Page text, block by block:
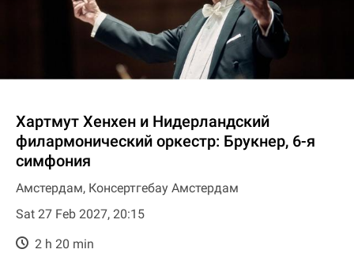
Хартмут Хенхен и Нидерландский
филармонический оркестр: Брукнер, 6-я
симфония
Амстердам, Консертгебау Амстердам
Sat 27 Feb 2027, 20:15
2 h 20 min